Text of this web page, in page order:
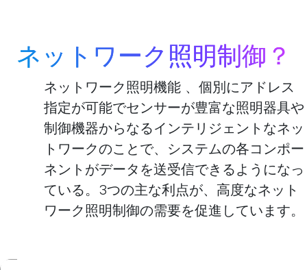
ネットワーク照明制御？
ネットワーク照明機能 、個別にアドレス
指定が可能でセンサーが豊富な照明器具や
制御機器からなるインテリジェントなネッ
トワークのことで、システムの各コンポー
ネントがデータを送受信できるようになっ
ている。3つの主な利点が、高度なネット
ワーク照明制御の需要を促進しています。